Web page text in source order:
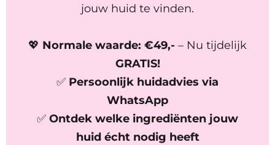
jouw huid te vinden.
💖 Normale waarde: €49,- – Nu tijdelijk
GRATIS!
✅ Persoonlijk huidadvies via
WhatsApp
✅ Ontdek welke ingrediënten jouw
huid écht nodig heeft